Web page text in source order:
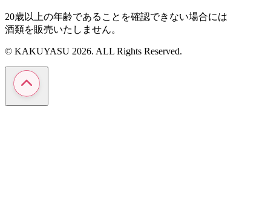
20歳以上の年齢であることを確認できない場合には
酒類を販売いたしません。
© KAKUYASU 2026. ALL Rights Reserved.